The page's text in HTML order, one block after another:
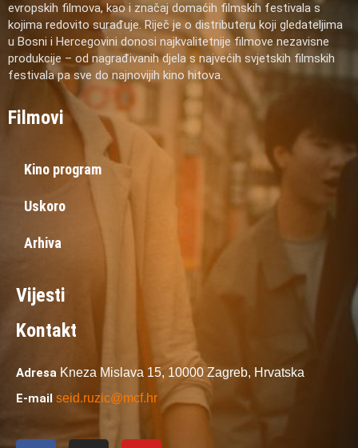
evropskih filmova, kao i značaj domaćih filmskih festivala s
kojima redovito surađuje. Riječ je o distributeru koji gledateljima
u Bosni i Hercegovini donosi najkvalitetnije filmove nezavisne
produkcije – od nagrađivanih djela s najvećih svjetskih filmskih
festivala pa sve do najnovijih kino hitova.
Filmovi
Kino program
Uskoro
Arhiva
Vijesti
Kontakt
Adresa Kneza Mislava 15, 10000 Zagreb, Hrvatska
E-mail seid.ruzic@mcf.hr